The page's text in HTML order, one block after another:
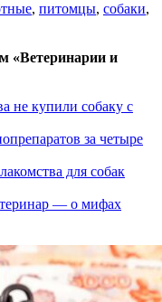
, питомцы, собаки,
«Ветеринарии и
не купили собаку с
за четыре
для собак
— о мифах